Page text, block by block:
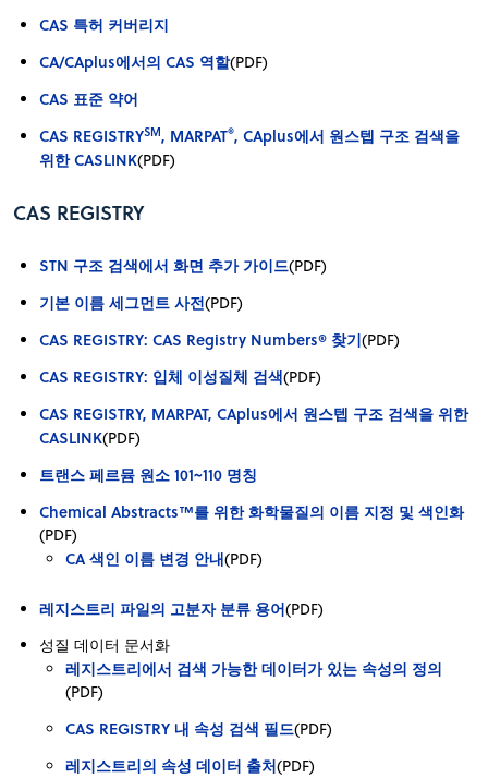
CAS 특허 커버리지
CA/CAplus에서의 CAS 역할(PDF)
CAS 표준 약어
CAS REGISTRYSM, MARPAT®, CAplus에서 원스텝 구조 검색을
위한 CASLINK(PDF)
CAS REGISTRY
STN 구조 검색에서 화면 추가 가이드(PDF)
기본 이름 세그먼트 사전(PDF)
CAS REGISTRY: CAS Registry Numbers® 찾기(PDF)
CAS REGISTRY: 입체 이성질체 검색(PDF)
CAS REGISTRY, MARPAT, CAplus에서 원스텝 구조 검색을 위한
CASLINK(PDF)
트랜스 페르뮴 원소 101~110 명칭
Chemical Abstracts™를 위한 화학물질의 이름 지정 및 색인화
(PDF)
CA 색인 이름 변경 안내(PDF)
레지스트리 파일의 고분자 분류 용어(PDF)
성질 데이터 문서화
레지스트리에서 검색 가능한 데이터가 있는 속성의 정의
(PDF)
CAS REGISTRY 내 속성 검색 필드(PDF)
레지스트리의 속성 데이터 출처(PDF)